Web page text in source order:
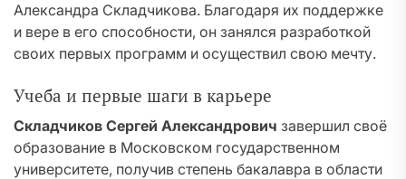
Александра Складчикова. Благодаря их поддержке
и вере в его способности, он занялся разработкой
своих первых программ и осуществил свою мечту.
Учеба и первые шаги в карьере
Складчиков Сергей Александрович завершил своё
образование в Московском государственном
университете, получив степень бакалавра в области